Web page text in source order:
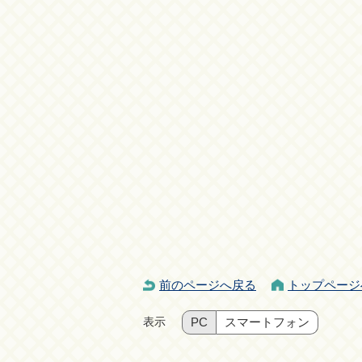
前のページへ戻る トップペー
表示 PC スマートフォン